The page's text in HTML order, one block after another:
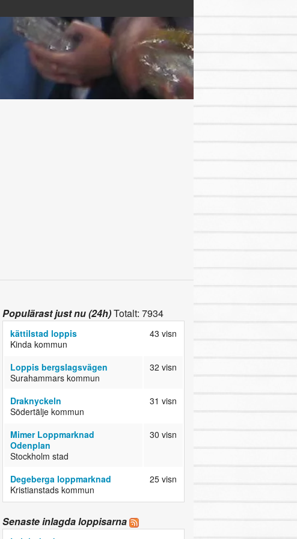
Populärast just nu (24h)Totalt: 7934
kättilstad loppis
Kinda kommun
43 visn
Loppis bergslagsvägen
Surahammars kommun
32 visn
Draknyckeln
Södertälje kommun
31 visn
Mimer Loppmarknad
Odenplan
Stockholm stad
30 visn
Degeberga loppmarknad
Kristianstads kommun
25 visn
Senaste inlagda loppisarna